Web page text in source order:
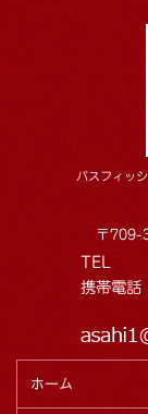
バスフィッ
〒709-
TEL
携帯電話
ホーム